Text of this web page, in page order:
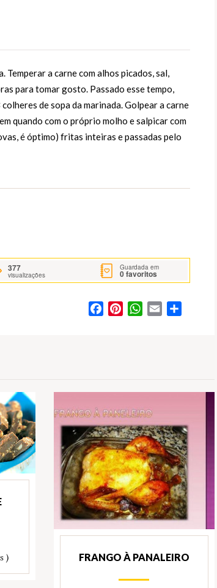
Temperar a carne com alhos picados, sal,
para tomar gosto. Passado esse tempo,
de sopa da marinada. Golpear a carne
quando com o próprio molho e salpicar com
é óptimo) fritas inteiras e passadas pelo
377
visualizações
Guardada em
0favoritos
FacebookPinterestWhatsApp
Email
) FRANGO À PANALEIRO